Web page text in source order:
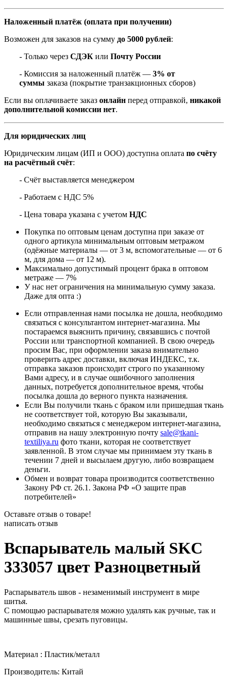
Наложенный платёж (оплата при получении)
Возможен для заказов на сумму до 5000 рублей:
- Только через СДЭК или Почту России
- Комиссия за наложенный платёж — 3% от
суммы заказа (покрытие транзакционных сборов)
Если вы оплачиваете заказ онлайн перед отправкой, никакой
дополнительной комиссии нет.
Для юридических лиц
Юридическим лицам (ИП и ООО) доступна оплата по счёту
на расчётный счёт:
- Счёт выставляется менеджером
- Работаем с НДС 5%
- Цена товара указана с учетом НДС
Покупка по оптовым ценам доступна при заказе от
одного артикула минимальным оптовым метражом
(одёжные материалы — от 3 м, вспомогательные — от 6
м, для дома — от 12 м).
Максимально допустимый процент брака в оптовом
метраже — 7%
У нас нет ограничения на минимальную сумму заказа.
Даже для опта :)
Если отправленная нами посылка не дошла, необходимо
связаться с консультантом интернет-магазина. Мы
постараемся выяснить причину, связавшись с почтой
России или транспортной компанией. В свою очередь
просим Вас, при оформлении заказа внимательно
проверить адрес доставки, включая ИНДЕКС, т.к.
отправка заказов происходит строго по указанному
Вами адресу, и в случае ошибочного заполнения
данных, потребуется дополнительное время, чтобы
посылка дошла до верного пункта назначения.
Если Вы получили ткань с браком или пришедшая ткань
не соответствует той, которую Вы заказывали,
необходимо связаться с менеджером интернет-магазина,
отправив на нашу электронную почту sale@tkani-
textiliya.ru фото ткани, которая не соответствует
заявленной. В этом случае мы принимаем эту ткань в
течении 7 дней и высылаем другую, либо возвращаем
деньги.
Обмен и возврат товара производится соответственно
Закону РФ ст. 26.1. Закона РФ «О защите прав
потребителей»
Оставьте отзыв о товаре!
написать отзыв
Вспарыватель малый SKC
333057 цвет Разноцветный
Распарыватель швов - незаменимый инструмент в мире
шитья.
С помощью распарывателя можно удалять как ручные, так и
машинные швы, срезать пуговицы.
Материал : Пластик/металл
Производитель: Китай